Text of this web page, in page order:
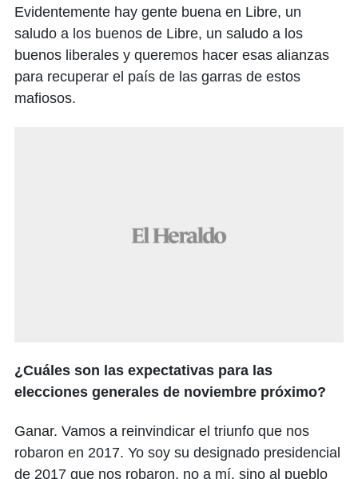
Evidentemente hay gente buena en Libre, un
saludo a los buenos de Libre, un saludo a los
buenos liberales y queremos hacer esas alianzas
para recuperar el país de las garras de estos
mafiosos.
¿Cuáles son las expectativas para las
elecciones generales de noviembre próximo?
Ganar. Vamos a reinvindicar el triunfo que nos
robaron en 2017. Yo soy su designado presidencial
de 2017 que nos robaron, no a mí, sino al pueblo